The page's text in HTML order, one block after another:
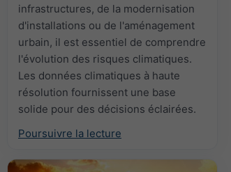
infrastructures, de la modernisation
d'installations ou de l'aménagement
urbain, il est essentiel de comprendre
l'évolution des risques climatiques.
Les données climatiques à haute
résolution fournissent une base
solide pour des décisions éclairées.
Poursuivre la lecture